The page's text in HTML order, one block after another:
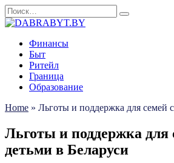
Перейти
к
Search
for:
Финансы
Быт
Ритейл
Граница
Образование
Home » Льготы и поддержка для семей
Льготы и поддержка для
детьми в Беларуси